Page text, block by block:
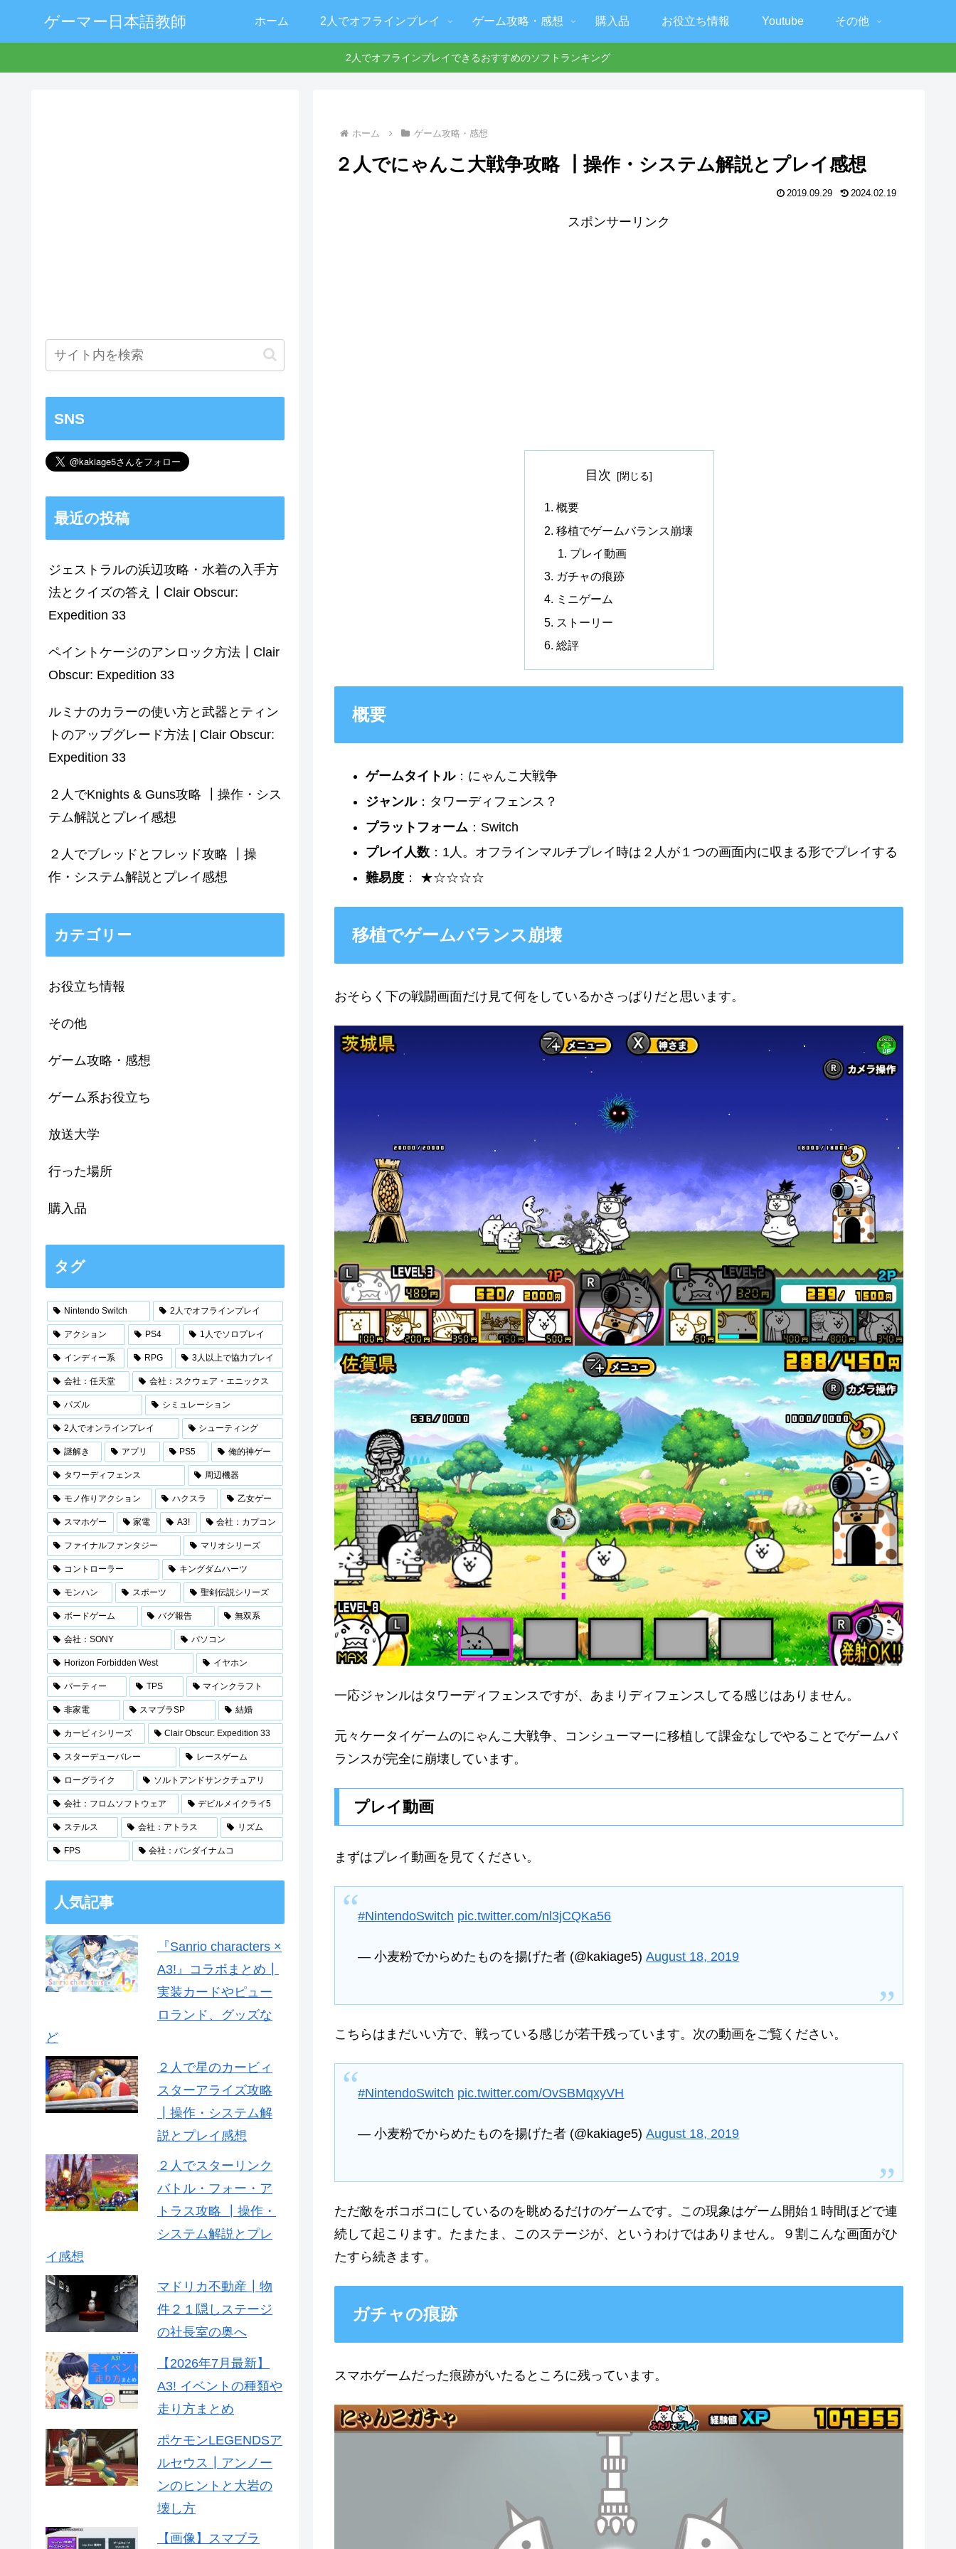
ゲーマー日本語教師 ホーム 2人でオフラインプレイ ゲーム攻略・感想 購入品 お役立ち情報 Youtube その他
2人でオフラインプレイできるおすすめのソフトランキング
ホーム ゲーム攻略・感想
２人でにゃんこ大戦争攻略 ┃操作・システム解説とプレイ感想
2019.09.29 2024.02.19
スポンサーリンク
目次
概要
移植でゲームバランス崩壊
プレイ動画
ガチャの痕跡
ミニゲーム
ストーリー
総評
概要
ゲームタイトル：にゃんこ大戦争
ジャンル：タワーディフェンス？
プラットフォーム ：Switch
プレイ人数：1人。オフラインマルチプレイ時は２人が１つの画面内に収まる形でプレイする
難易度： ★☆☆☆☆
移植でゲームバランス崩壊
おそらく下の戦闘画面だけ見て何をしているかさっぱりだと思います。
一応ジャンルはタワーディフェンスですが、あまりディフェンスしてる感じはありません。
元々ケータイゲームのにゃんこ大戦争、コンシューマーに移植して課金なしでやることでゲームバ
ランスが完全に崩壊しています。
プレイ動画
まずはプレイ動画を見てください。
#NintendoSwitch pic.twitter.com/nl3jCQKa56
— 小麦粉でからめたものを揚げた者 (@kakiage5)August 18, 2019
こちらはまだいい方で、戦っている感じが若干残っています。次の動画をご覧ください。
#NintendoSwitch pic.twitter.com/OvSBMqxyVH
— 小麦粉でからめたものを揚げた者 (@kakiage5)August 18, 2019
ただ敵をボコボコにしているのを眺めるだけのゲームです。この現象はゲーム開始１時間ほどで連
続して起こります。たまたま、このステージが、というわけではありません。９割こんな画面がひ
たすら続きます。
ガチャの痕跡
スマホゲームだった痕跡がいたるところに残っています。
SNS
最近の投稿
ジェストラルの浜辺攻略・水着の入手方
法とクイズの答え┃Clair Obscur:
Expedition 33
ペイントケージのアンロック方法┃Clair
Obscur: Expedition 33
ルミナのカラーの使い方と武器とティン
トのアップグレード方法 | Clair Obscur:
Expedition 33
２人でKnights & Guns攻略 ┃操作・シス
テム解説とプレイ感想
２人でブレッドとフレッド攻略 ┃操
作・システム解説とプレイ感想
カテゴリー
お役立ち情報
その他
ゲーム攻略・感想
ゲーム系お役立ち
放送大学
行った場所
購入品
タグ
Nintendo Switch 2人でオフラインプレイ
アクション PS4 1人でソロプレイ
インディー系 RPG 3人以上で協力プレイ
会社：任天堂 会社：スクウェア・エニックス
パズル シミュレーション
2人でオンラインプレイ シューティング
謎解き アプリ PS5 俺的神ゲー
タワーディフェンス 周辺機器
モノ作りアクション ハクスラ 乙女ゲー
スマホゲー 家電 A3! 会社：カプコン
ファイナルファンタジー マリオシリーズ
コントローラー キングダムハーツ
モンハン スポーツ 聖剣伝説シリーズ
ボードゲーム バグ報告 無双系
会社：SONY パソコン
Horizon Forbidden West イヤホン
パーティー TPS マインクラフト
非家電 スマブラSP 結婚
カービィシリーズ Clair Obscur: Expedition 33
スターデューバレー レースゲーム
ローグライク ソルトアンドサンクチュアリ
会社：フロムソフトウェア デビルメイクライ5
ステルス 会社：アトラス リズム
FPS 会社：バンダイナムコ
人気記事
『Sanrio characters ×
A3!』コラボまとめ┃
実装カードやピュー
ロランド、グッズな
ど
２人で星のカービィ
スターアライズ攻略
┃操作・システム解
説とプレイ感想
２人でスターリンク
バトル・フォー・ア
トラス攻略 ┃操作・
システム解説とプレ
イ感想
マドリカ不動産┃物
件２１隠しステージ
の社長室の奥へ
【2026年7月最新】
A3! イベントの種類や
走り方まとめ
ポケモンLEGENDSア
ルセウス┃アンノー
ンのヒントと大岩の
壊し方
【画像】スマブラ